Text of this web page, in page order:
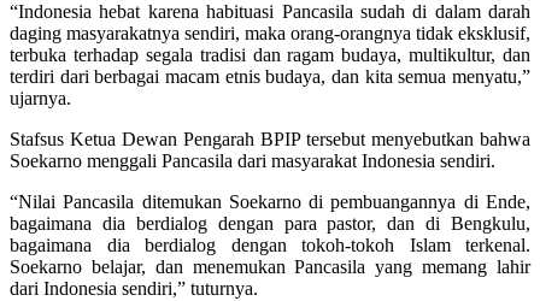
“Indonesia hebat karena habituasi Pancasila sudah di dalam darah
daging masyarakatnya sendiri, maka orang-orangnya tidak eksklusif,
terbuka terhadap segala tradisi dan ragam budaya, multikultur, dan
terdiri dari berbagai macam etnis budaya, dan kita semua menyatu,”
ujarnya.
Stafsus Ketua Dewan Pengarah BPIP tersebut menyebutkan bahwa
Soekarno menggali Pancasila dari masyarakat Indonesia sendiri.
“Nilai Pancasila ditemukan Soekarno di pembuangannya di Ende,
bagaimana dia berdialog dengan para pastor, dan di Bengkulu,
bagaimana dia berdialog dengan tokoh-tokoh Islam terkenal.
Soekarno belajar, dan menemukan Pancasila yang memang lahir
dari Indonesia sendiri,” tuturnya.